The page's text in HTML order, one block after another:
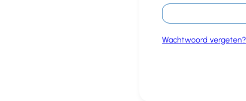
Wachtwoord vergeten?